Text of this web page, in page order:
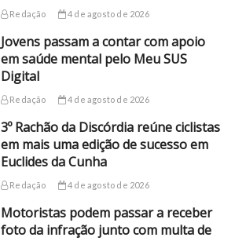
Redação 4 de agosto de 2026
Jovens passam a contar com apoio
em saúde mental pelo Meu SUS
Digital
Redação 4 de agosto de 2026
3º Rachão da Discórdia reúne ciclistas
em mais uma edição de sucesso em
Euclides da Cunha
Redação 4 de agosto de 2026
Motoristas podem passar a receber
foto da infração junto com multa de